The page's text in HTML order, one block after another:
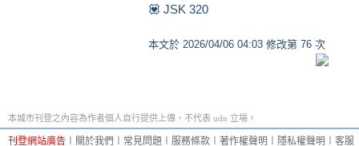
💟 JSK 320
本文於 2026/04/06 04:03 修改第 76 次
本城市刊登之內容為作者個人自行提供上傳，不代表 udn 立場。
刊登網站廣告 關於我們 常見問題 服務條款 著作權聲明 隱私權聲明 客服